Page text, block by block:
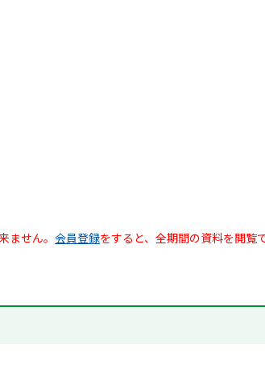
せん。 会員登録をすると、全期間の資料を閲覧